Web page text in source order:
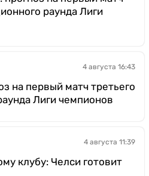
раунда Лиги
4 августа 16:43
на первый матч третьего
Лиги чемпионов
4 августа 11:39
клубу: Челси готовит